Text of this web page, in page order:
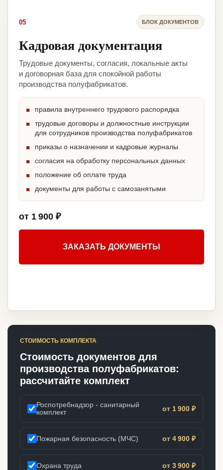
05 БЛОК ДОКУМЕНТОВ
Кадровая документация
Трудовые документы, согласия, локальные акты
и договорная база для спокойной работы
производства полуфабрикатов.
правила внутреннего трудового распорядка
трудовые договоры и должностные инструкции
для сотрудников производства полуфабрикатов
приказы о назначении и кадровые журналы
согласия на обработку персональных данных
положение об оплате труда
документы для работы с самозанятыми
от 1 900 ₽
ЗАКАЗАТЬ ДОКУМЕНТЫ
СТОИМОСТЬ КОМПЛЕКТА
Стоимость документов для
производства полуфабрикатов:
рассчитайте комплект
Роспотребнадзор - санитарный
комплект
от 1 900 ₽
Пожарная безопасность (МЧС) от 4 900 ₽
Охрана труда от 3 900 ₽